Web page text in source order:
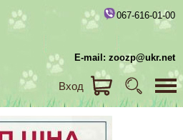
067-616-01-00
E-mail: zoozp@ukr.net
Вход